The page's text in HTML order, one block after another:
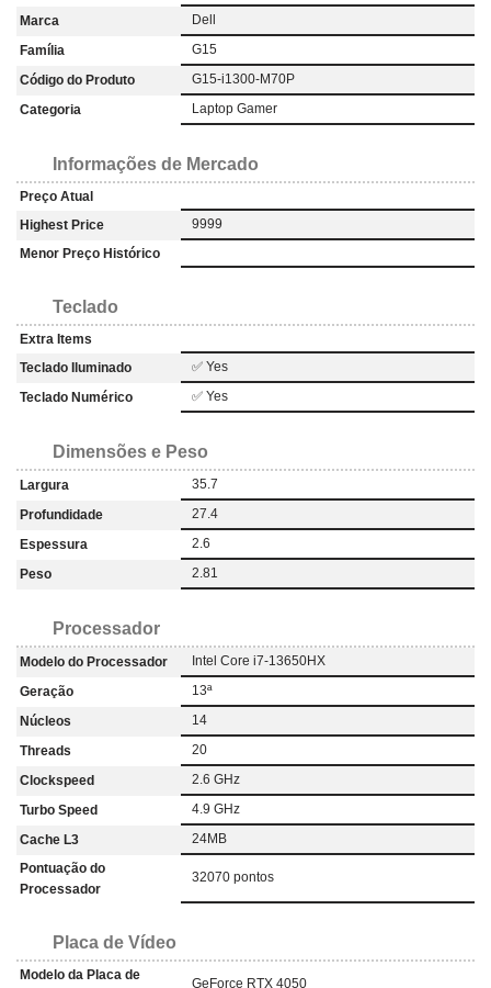
Marca
Dell
Família
G15
Código do Produto
G15-i1300-M70P
Categoria
Laptop Gamer
Informações de Mercado
Preço Atual
Highest Price
9999
Menor Preço Histórico
Teclado
Extra Items
Teclado Iluminado
✅ Yes
Teclado Numérico
✅ Yes
Dimensões e Peso
Largura
35.7
Profundidade
27.4
Espessura
2.6
Peso
2.81
Processador
Modelo do Processador
Intel Core i7-13650HX
Geração
13ª
Núcleos
14
Threads
20
Clockspeed
2.6 GHz
Turbo Speed
4.9 GHz
Cache L3
24MB
Pontuação do
Processador
32070 pontos
Placa de Vídeo
Modelo da Placa de
GeForce RTX 4050